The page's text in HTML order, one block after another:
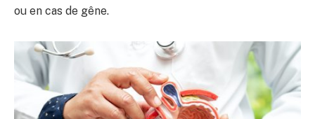
ou en cas de gêne.